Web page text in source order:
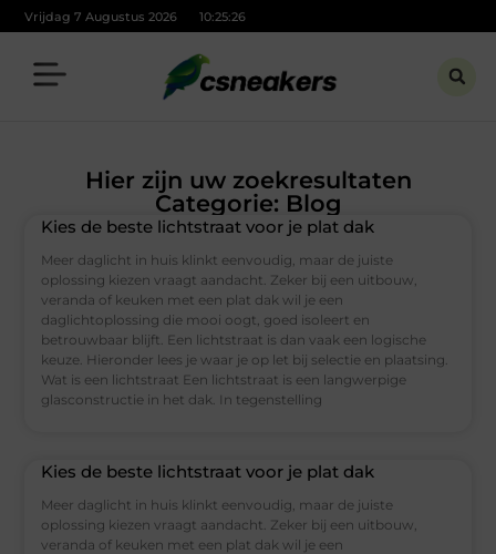
Vrijdag 7 Augustus 2026 10:25:26
Hier zijn uw zoekresultaten
Categorie: Blog
Kies de beste lichtstraat voor je plat dak
Meer daglicht in huis klinkt eenvoudig, maar de juiste
oplossing kiezen vraagt aandacht. Zeker bij een uitbouw,
veranda of keuken met een plat dak wil je een
daglichtoplossing die mooi oogt, goed isoleert en
betrouwbaar blijft. Een lichtstraat is dan vaak een logische
keuze. Hieronder lees je waar je op let bij selectie en plaatsing.
Wat is een lichtstraat Een lichtstraat is een langwerpige
glasconstructie in het dak. In tegenstelling
Kies de beste lichtstraat voor je plat dak
Meer daglicht in huis klinkt eenvoudig, maar de juiste
oplossing kiezen vraagt aandacht. Zeker bij een uitbouw,
veranda of keuken met een plat dak wil je een